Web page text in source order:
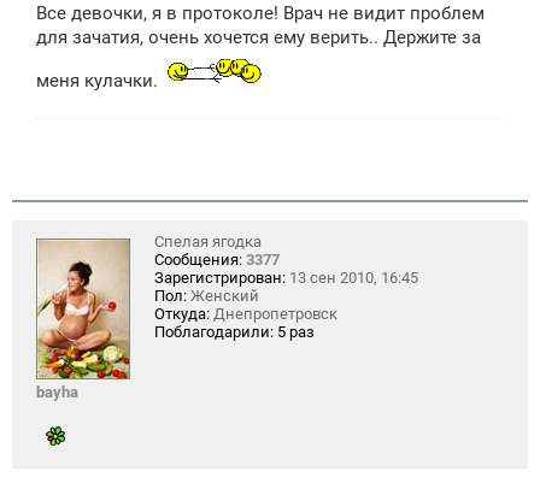
б
щ
и
Все девочки, я в протоколе! Врач не видит проблем
для зачатия, очень хочется ему верить.. Держите за
меня кулачки.
bayha
Спелая ягодка
Сообщения: 3377
Зарегистрирован: 13 сен 2010, 16:45
Пол: Женский
Откуда: Днепропетровск
Поблагодарили: 5 раз